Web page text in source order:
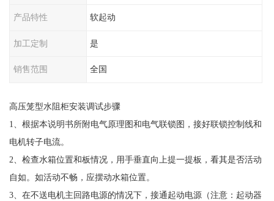
产品特性 软起动
加工定制 是
销售范围 全国
高压笼型水阻柜安装调试步骤
1、根据本说明书所附电气原理图和电气联锁图，接好联锁控制线和
电机转子电流。
2、检查水箱位置和板情况，用手垂直向上提一提板，看其是否活动
自如。如活动不畅，应摆动水箱位置。
3、在不送电机主回路电源的情况下，接通起动电源（注意：起动器